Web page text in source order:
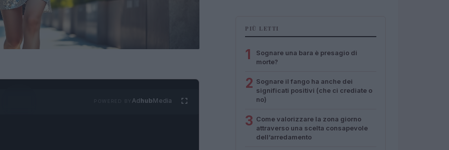
AdhubMedia
PIÙ LETTI
1
Sognare una bara è presagio di
morte?
2 Sognare il fango ha anche dei
significati positivi (che ci crediate o
no)
3 Come valorizzare la zona giorno
attraverso una scelta consapevole
dell’arredamento